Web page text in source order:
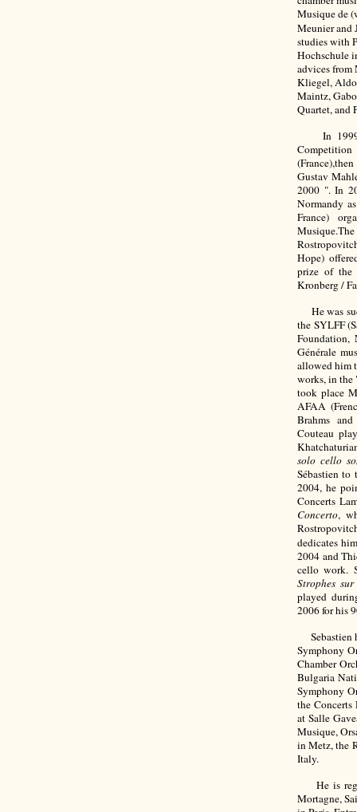
Musique de
Meunier and
studies with
Hochschule
advices from
Kliegel, Aldo
Maintz,
Quartet, and
In 1999,
Gustav
2000 ". In
Normandy
France)
Hope)
prize of the
Kronberg /
He was
the SYLFF
Foundation,
Générale
allowed him
works, in the
took place
AFAA
Brahms
Couteau
solo cello
Sébastien to
2004, he
Concerts
Concerto,
dedicates
2004 and
cello work.
Strophes
played
2006 for his
Sebastien
Symphony
Chamber
Bulgaria
Symphony
the Concerts
at Salle
Musique,
in Metz, the
Italy.
He is
Mortagne,